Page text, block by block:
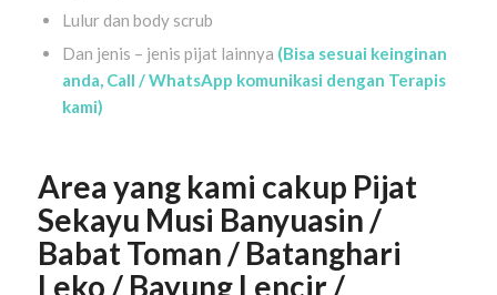
Lulur dan body scrub
Dan jenis – jenis pijat lainnya (Bisa sesuai keinginan
anda, Call / WhatsApp komunikasi dengan Terapis
kami)
Area yang kami cakup Pijat
Sekayu Musi Banyuasin /
Babat Toman / Batanghari
Leko / Bayung Lencir /